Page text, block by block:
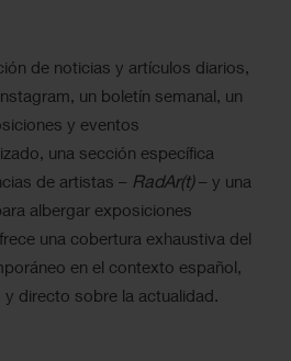
de noticias y artículos diarios,
un boletín semanal, un
y eventos
una sección específica
de artistas – RadAr(t)– y una
albergar exposiciones
una cobertura exhaustiva del
en el contexto español,
directo sobre la actualidad.